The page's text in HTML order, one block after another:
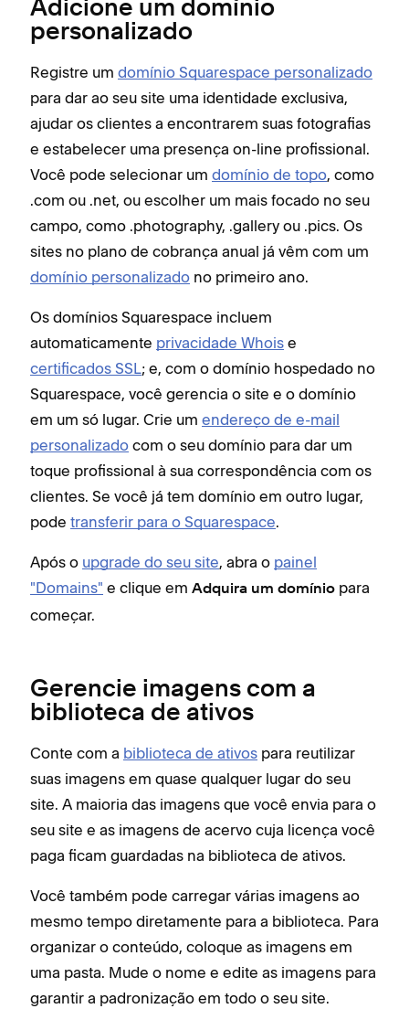
Adicione um domínio
personalizado
Registre um domínio Squarespace personalizado
para dar ao seu site uma identidade exclusiva,
ajudar os clientes a encontrarem suas fotografias
e estabelecer uma presença on-line profissional.
Você pode selecionar um domínio de topo, como
.com ou .net, ou escolher um mais focado no seu
campo, como .photography, .gallery ou .pics. Os
sites no plano de cobrança anual já vêm com um
domínio personalizado no primeiro ano.
Os domínios Squarespace incluem
automaticamente privacidade Whois e
certificados SSL; e, com o domínio hospedado no
Squarespace, você gerencia o site e o domínio
em um só lugar. Crie um endereço de e-mail
personalizado com o seu domínio para dar um
toque profissional à sua correspondência com os
clientes. Se você já tem domínio em outro lugar,
pode transferir para o Squarespace.
Após o upgrade do seu site, abra o painel
"Domains" e clique em Adquira um domínio para
começar.
Gerencie imagens com a
biblioteca de ativos
Conte com a biblioteca de ativos para reutilizar
suas imagens em quase qualquer lugar do seu
site. A maioria das imagens que você envia para o
seu site e as imagens de acervo cuja licença você
paga ficam guardadas na biblioteca de ativos.
Você também pode carregar várias imagens ao
mesmo tempo diretamente para a biblioteca. Para
organizar o conteúdo, coloque as imagens em
uma pasta. Mude o nome e edite as imagens para
garantir a padronização em todo o seu site.